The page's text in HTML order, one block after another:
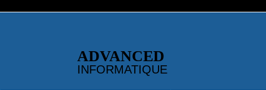
ADVANCED
INFORMATIQUE